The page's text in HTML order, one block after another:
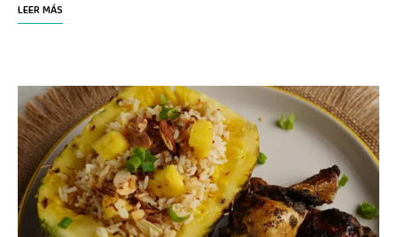
LEER MÁS